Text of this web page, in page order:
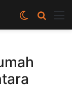
Cari
berita
Switch
skin